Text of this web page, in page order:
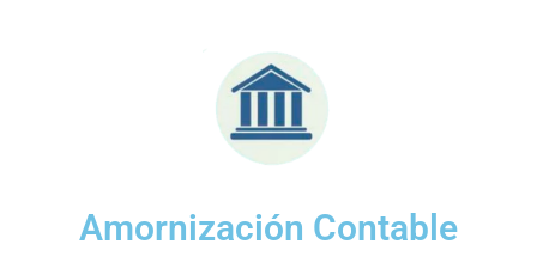
Amornización Contable